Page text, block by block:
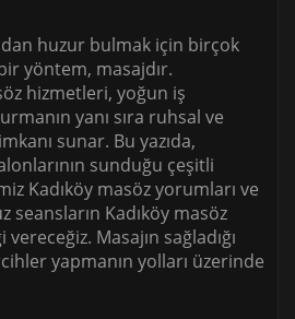
huzur bulmak için birçok
yöntem, masajdır.
hizmetleri, yoğun iş
yanı sıra ruhsal ve
sunar. Bu yazıda,
sunduğu çeşitli
Kadıköy masöz yorumları ve
seansların Kadıköy masöz
Masajın sağladığı
yapmanın yolları üzerinde